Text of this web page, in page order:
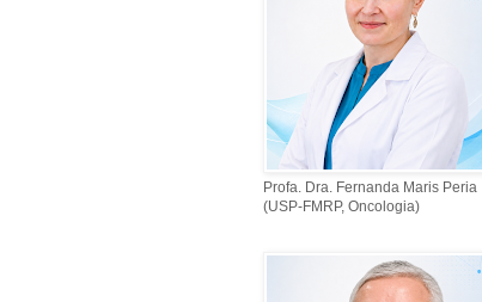
Profa. Dra. Fernanda Maris Peria
(USP-FMRP, Oncologia)